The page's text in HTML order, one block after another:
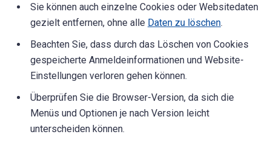
Sie können auch einzelne Cookies oder Websitedaten
gezielt entfernen, ohne alle Daten zu löschen.
Beachten Sie, dass durch das Löschen von Cookies
gespeicherte Anmeldeinformationen und Website-
Einstellungen verloren gehen können.
Überprüfen Sie die Browser-Version, da sich die
Menüs und Optionen je nach Version leicht
unterscheiden können.